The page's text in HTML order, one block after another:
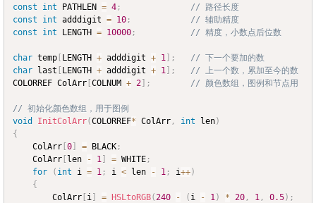
const
int PATHLEN = 4 ;
// 路径长度
const
int adddigit = 10 ;
// 辅助精度
const
int LENGTH = 10000 ; // 精度，小数点后位数
char temp [ LENGTH + adddigit + 1 ] ;
// 下一个要加的数
char last [ LENGTH + adddigit + 1 ] ;
// 上一个数，累加至今的数
COLORREF ColArr [COLNUM + 2] ; // 颜色数组，图例和节点用
// 初始化颜色数组，用于图例
void
InitColArr(COLORREF* ColArr , int len)
{
	ColArr
[0] = BLACK ;
	ColArr
[ len - 1 ] = WHITE ;
for
( int i = 1 ; i < len - 1 ; i++)
{
		ColArr
[ i ] = HSLtoRGB( 240 - ( i - 1 ) * 20 , 1 , 0.5) ;